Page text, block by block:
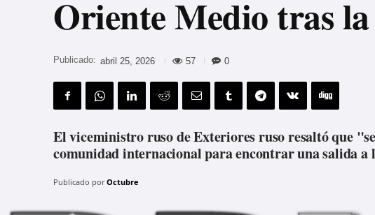
Oriente Medio tras
Publicado: abril 25, 2026 57 0
El viceministro ruso de Exteriores ruso resaltó que
comunidad internacional para encontrar una salida
Publicado por Octubre